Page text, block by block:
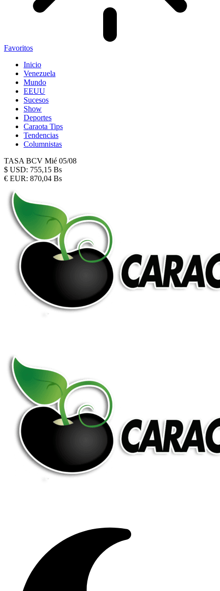
Favoritos
Inicio
Venezuela
Mundo
EEUU
Sucesos
Show
Deportes
Caraota Tips
Tendencias
Columnistas
TASA BCV Mié 05/08
$ USD: 755,15 Bs
€ EUR: 870,04 Bs